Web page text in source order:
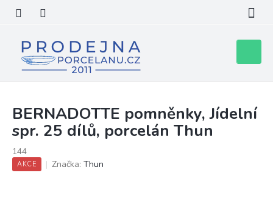
obsah
košík
BERNADOTTE pomněnky, Jídelní
spr. 25 dílů, porcelán Thun
144
AKCE Značka: Thun